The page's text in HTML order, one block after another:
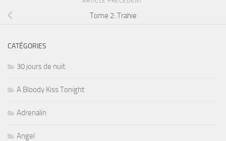
Tome 2: Trahie
CATÉGORIES
30 jours de nuit
A Bloody Kiss Tonight
Adrenalin
Angel